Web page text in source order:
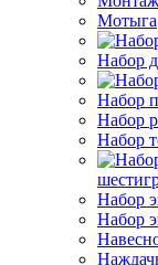
Мотыга
Набор
Набор
Набор
Набор
Набор
Набор